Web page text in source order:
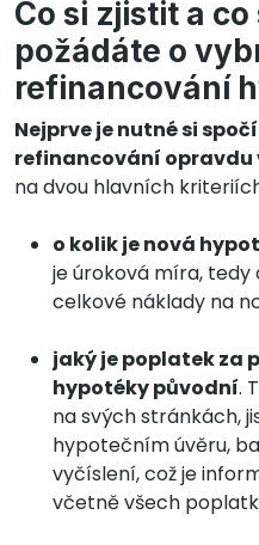
Co si zjistit a
požádáte o
refinancování
Nejprve je nutné si
refinancování opravdu
na dvou hlavních
o kolik je nová
je úroková míra, tedy
celkové náklady na
jaký je poplatek za
hypotéky původní.
na svých stránkách,
hypotečním úvěru,
vyčíslení, což je
včetně všech